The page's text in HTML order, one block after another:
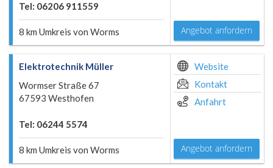
Tel: 06206 911559
8 km Umkreis von Worms Angebot anfordern
Elektrotechnik Müller
Wormser Straße 67
67593 Westhofen
Tel: 06244 5574
8 km Umkreis von Worms
Website
Kontakt
Anfahrt
Angebot anfordern